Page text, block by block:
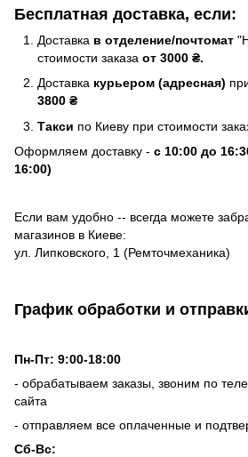
Бесплатная доставка, если:
Доставка в отделение/почтомат
стоимости заказа от 3000 ₴.
Доставка курьером (адресная)
3800 ₴
Такси по Киеву при стоимости
Оформляем доставку - с 10:00 до
16:00)
Если вам удобно -- всегда можете
магазинов в Киеве:
ул. Липковского, 1 (Ремточмеханика)
График обработки и
Пн-Пт: 9:00-18:00
- обрабатываем заказы, звоним по
сайта
- отправляем все оплаченные и
Сб-Вс: